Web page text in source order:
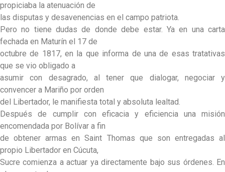
propiciaba la atenuación de
las disputas y desavenencias en el campo patriota.
Pero no tiene dudas de donde debe estar. Ya en una carta
fechada en Maturín el 17 de
octubre de 1817, en la que informa de una de esas tratativas
que se vio obligado a
asumir con desagrado, al tener que dialogar, negociar y
convencer a Mariño por orden
del Libertador, le manifiesta total y absoluta lealtad.
Después de cumplir con eficacia y eficiencia una misión
encomendada por Bolívar a fin
de obtener armas en Saint Thomas que son entregadas al
propio Libertador en Cúcuta,
Sucre comienza a actuar ya directamente bajo sus órdenes. En